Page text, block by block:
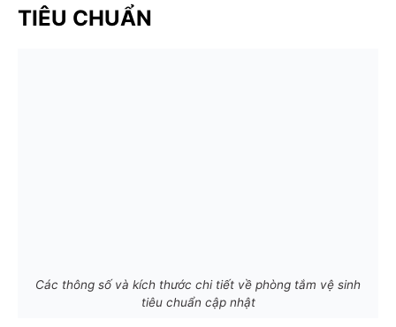
TIÊU CHUẨN
Các thông số và kích thước chi tiết về phòng tắm vệ sinh
tiêu chuẩn cập nhật